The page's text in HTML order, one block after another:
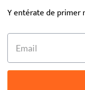
Y entérate de primer